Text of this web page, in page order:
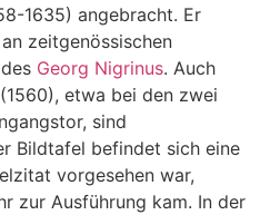
1635) angebracht. Er
zeitgenössischen
Georg Nigrinus. Auch
(1560), etwa bei den zwei
sind
Bildtafel befindet sich eine
vorgesehen war,
zur Ausführung kam. In der